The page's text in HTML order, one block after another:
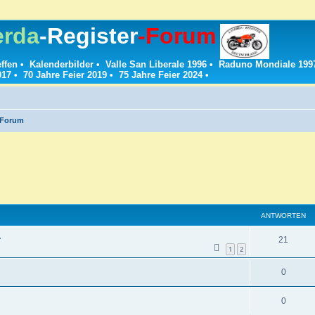
-Register-Forum
• Kalenderbilder • Valle San Liberale 1996 • Raduno Mondiale
• 70 Jahre Feier 2019 • 75 Jahre Feier 2024•
ANTWORTEN
1 2
21
n
0A
n
0A